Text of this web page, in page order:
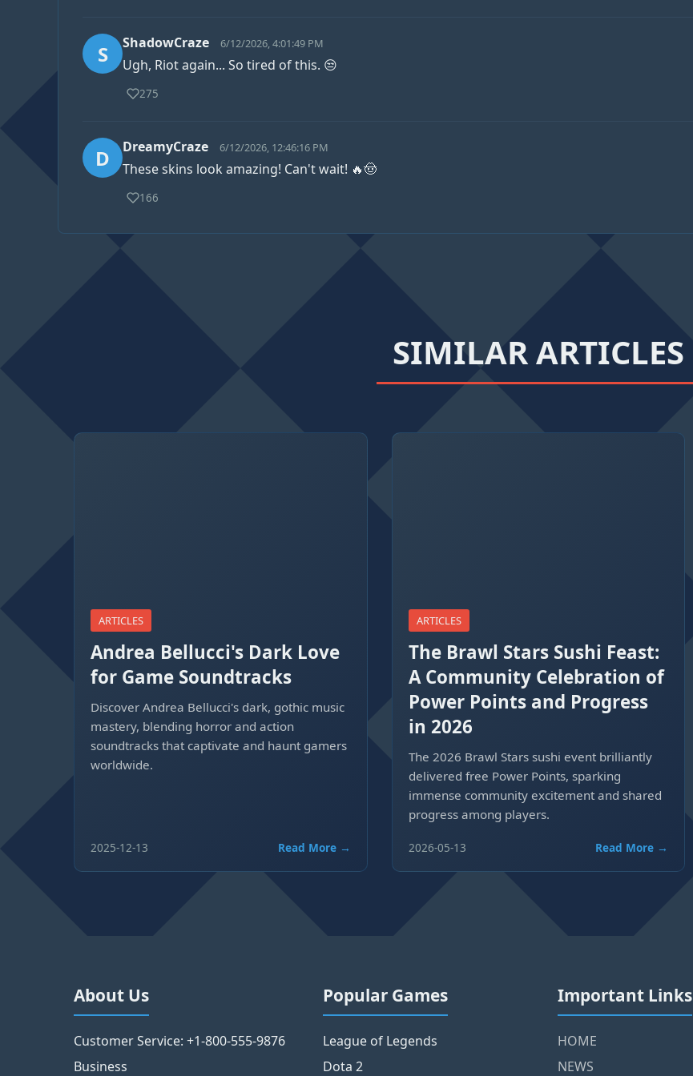
S ShadowCraze 6/12/2026, 4:01:49 PM
Ugh, Riot again... So tired of this. 😒
275
D DreamyCraze 6/12/2026, 12:46:16 PM
These skins look amazing! Can't wait! 🔥🤠
166
SIMILAR ARTICLES
ARTICLES
Andrea Bellucci's Dark Love
for Game Soundtracks
Discover Andrea Bellucci's dark, gothic music
mastery, blending horror and action
soundtracks that captivate and haunt gamers
worldwide.
2025-12-13 Read More →
ARTICLES
The Brawl Stars Sushi Feast:
A Community Celebration of
Power Points and Progress
in 2026
The 2026 Brawl Stars sushi event brilliantly
delivered free Power Points, sparking
immense community excitement and shared
progress among players.
2026-05-13 Read More →
About Us
Customer Service: +1-800-555-9876
Business
Popular Games
League of Legends
Dota 2
Important Links
HOME
NEWS